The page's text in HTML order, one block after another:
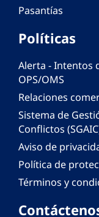
Pasantías
Políticas
Alerta - Intentos
OPS/OMS
Relaciones
Sistema de
Conflictos
Aviso de
Política de
Términos y